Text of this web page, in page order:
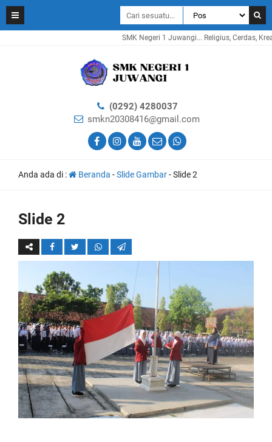
SMK Negeri 1 Juwangi... Religius, Cerdas,
(0292) 4280037
smkn20308416@gmail.com
Anda ada di : Beranda -Slide Gambar-Slide 2
Slide 2